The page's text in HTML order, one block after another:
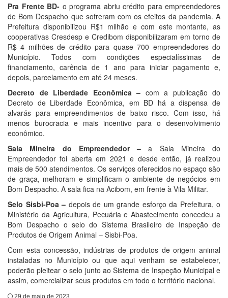
Pra Frente BD- o programa abriu crédito para empreendedores
de Bom Despacho que sofreram com os efeitos da pandemia. A
Prefeitura disponibilizou R$1 milhão e com este montante, as
cooperativas Cresdesp e Credibom disponibilizaram em torno de
R$ 4 milhões de crédito para quase 700 empreendedores do
Município. Todos com condições especialíssimas de
financiamento, carência de 1 ano para iniciar pagamento e,
depois, parcelamento em até 24 meses.
Decreto de Liberdade Econômica – com a publicação do
Decreto de Liberdade Econômica, em BD há a dispensa de
alvarás para empreendimentos de baixo risco. Com isso, há
menos burocracia e mais incentivo para o desenvolvimento
econômico.
Sala Mineira do Empreendedor – a Sala Mineira do
Empreendedor foi aberta em 2021 e desde então, já realizou
mais de 500 atendimentos. Os serviços oferecidos no espaço são
de graça, melhoram e simplificam o ambiente de negócios em
Bom Despacho. A sala fica na Acibom, em frente à Vila Militar.
Selo Sisbi-Poa – depois de um grande esforço da Prefeitura, o
Ministério da Agricultura, Pecuária e Abastecimento concedeu a
Bom Despacho o selo do Sistema Brasileiro de Inspeção de
Produtos de Origem Animal – Sisbi-Poa.
Com esta concessão, indústrias de produtos de origem animal
instaladas no Município ou que aqui venham se estabelecer,
poderão pleitear o selo junto ao Sistema de Inspeção Municipal e
assim, comercializar seus produtos em todo o território nacional.
29 de maio de 2023